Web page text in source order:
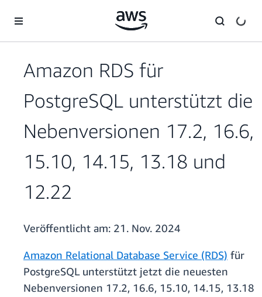
Überspringen zum Hauptinhalt
Amazon RDS für
PostgreSQL unterstützt die
Nebenversionen 17.2, 16.6,
15.10, 14.15, 13.18 und
12.22
Veröffentlicht am: 21. Nov. 2024
Amazon Relational Database Service (RDS) für
PostgreSQL unterstützt jetzt die neuesten
Nebenversionen 17.2, 16.6, 15.10, 14.15, 13.18